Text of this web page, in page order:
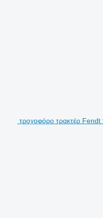
τροχοφόρο τρακτέρ Fendt